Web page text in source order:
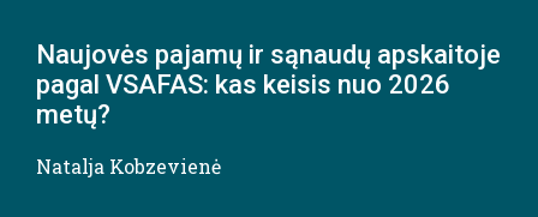
Naujovės pajamų ir sąnaudų apskaitoje
pagal VSAFAS: kas keisis nuo 2026
metų?
Natalja Kobzevienė